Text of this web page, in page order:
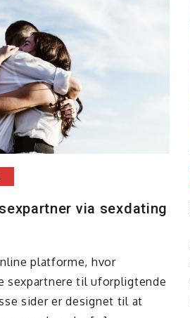
via sexdating
platforme, hvor
sexpartnere til uforpligtende
sider er designet til at